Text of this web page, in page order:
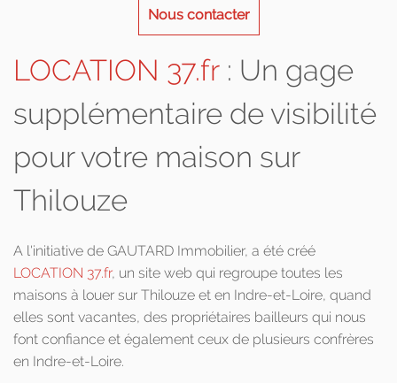
Nous contacter
LOCATION 37.fr : Un gage
supplémentaire de visibilité
pour votre maison sur
Thilouze
A l'initiative de GAUTARD Immobilier, a été créé
LOCATION 37.fr, un site web qui regroupe toutes les
maisons à louer sur Thilouze et en Indre-et-Loire, quand
elles sont vacantes, des propriétaires bailleurs qui nous
font confiance et également ceux de plusieurs confrères
en Indre-et-Loire.